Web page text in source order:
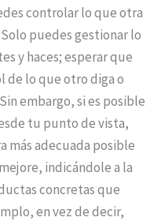
controlar lo que otra
puedes gestionar lo
y haces; esperar que
de lo que otro diga o
embargo, si es posible
tu punto de vista,
más adecuada posible
indicándole a la
concretas que
en vez de decir,